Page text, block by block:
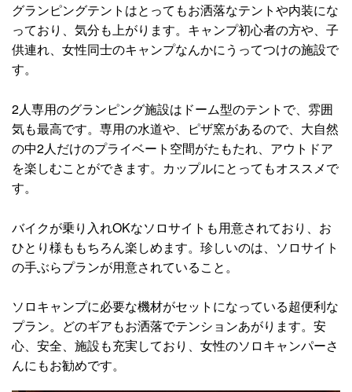
グランピングテントはとってもお洒落なテントや内装にな
っており、気分も上がります。キャンプ初心者の方や、子
供連れ、女性同士のキャンプなんかにうってつけの施設で
す。
2人専用のグランピング施設はドーム型のテントで、雰囲
気も最高です。専用の水道や、ピザ窯があるので、大自然
の中2人だけのプライベート空間がたもたれ、アウトドア
を楽しむことができます。カップルにとってもオススメで
す。
バイクが乗り入れOKなソロサイトも用意されており、お
ひとり様ももちろん楽しめます。珍しいのは、ソロサイト
の手ぶらプランが用意されていること。
ソロキャンプに必要な機材がセットになっている超便利な
プラン。どのギアもお洒落でテンションあがります。安
心、安全、施設も充実しており、女性のソロキャンパーさ
んにもお勧めです。